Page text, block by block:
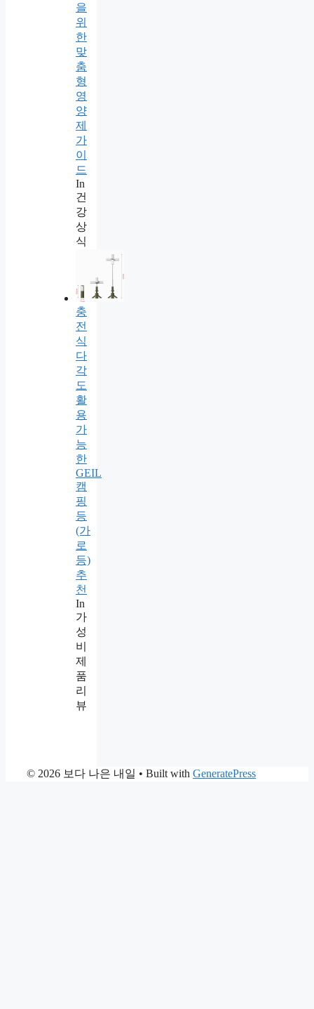
을
위
한
맞
춤
형
영
양
제
가
이
드
In
건
강
상
식
충
전
식
다
각
도
활
용
가
능
한
GEIL
캠
핑
등
(가
로
등)
추
천
In
가
성
비
제
품
리
뷰
© 2026 보다 나은 내일 • Built with GeneratePress